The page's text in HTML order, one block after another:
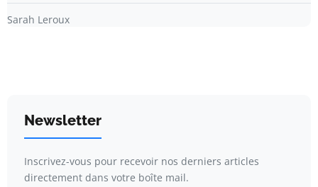
Sarah Leroux
Newsletter
Inscrivez-vous pour recevoir nos derniers articles
directement dans votre boîte mail.